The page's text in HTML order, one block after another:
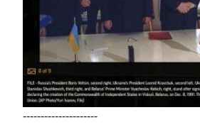
---------------------